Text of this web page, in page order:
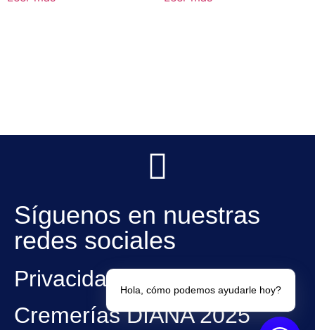
Síguenos en nuestras
redes sociales
Privacidad
Cremerías DIANA 2025
Hola, cómo podemos ayudarle hoy?